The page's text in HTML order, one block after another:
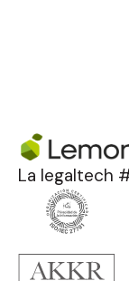
La legaltech